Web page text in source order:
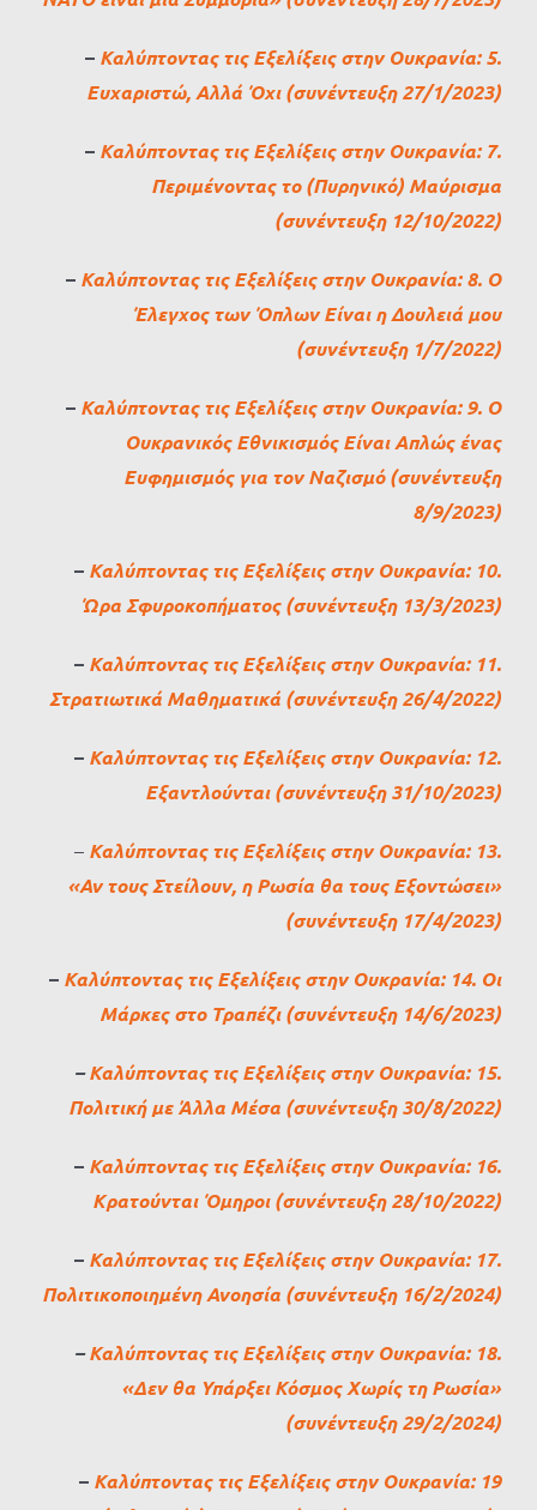
– Καλύπτοντας τις Εξελίξεις στην Ουκρανία: 5.
Ευχαριστώ, Αλλά Όχι (συνέντευξη 27/1/2023)
– Καλύπτοντας τις Εξελίξεις στην Ουκρανία: 7.
Περιμένοντας το (Πυρηνικό) Μαύρισμα
(συνέντευξη 12/10/2022)
– Καλύπτοντας τις Εξελίξεις στην Ουκρανία: 8. Ο
Έλεγχος των Όπλων Είναι η Δουλειά μου
(συνέντευξη 1/7/2022)
– Καλύπτοντας τις Εξελίξεις στην Ουκρανία: 9. Ο
Ουκρανικός Εθνικισμός Είναι Απλώς ένας
Ευφημισμός για τον Ναζισμό (συνέντευξη
8/9/2023)
– Καλύπτοντας τις Εξελίξεις στην Ουκρανία: 10.
Ώρα Σφυροκοπήματος (συνέντευξη 13/3/2023)
– Καλύπτοντας τις Εξελίξεις στην Ουκρανία: 11.
Στρατιωτικά Μαθηματικά (συνέντευξη 26/4/2022)
– Καλύπτοντας τις Εξελίξεις στην Ουκρανία: 12.
Εξαντλούνται (συνέντευξη 31/10/2023)
– Καλύπτοντας τις Εξελίξεις στην Ουκρανία: 13.
«Αν τους Στείλουν, η Ρωσία θα τους Εξοντώσει»
(συνέντευξη 17/4/2023)
– Καλύπτοντας τις Εξελίξεις στην Ουκρανία: 14. Οι
Μάρκες στο Τραπέζι (συνέντευξη 14/6/2023)
–Καλύπτοντας τις Εξελίξεις στην Ουκρανία: 15.
Πολιτική με Άλλα Μέσα (συνέντευξη 30/8/2022)
– Καλύπτοντας τις Εξελίξεις στην Ουκρανία: 16.
Κρατούνται Όμηροι (συνέντευξη 28/10/2022)
– Καλύπτοντας τις Εξελίξεις στην Ουκρανία: 17.
Πολιτικοποιημένη Ανοησία (συνέντευξη 16/2/2024)
–Καλύπτοντας τις Εξελίξεις στην Ουκρανία: 18.
«Δεν θα Υπάρξει Κόσμος Χωρίς τη Ρωσία»
(συνέντευξη 29/2/2024)
– Καλύπτοντας τις Εξελίξεις στην Ουκρανία: 19